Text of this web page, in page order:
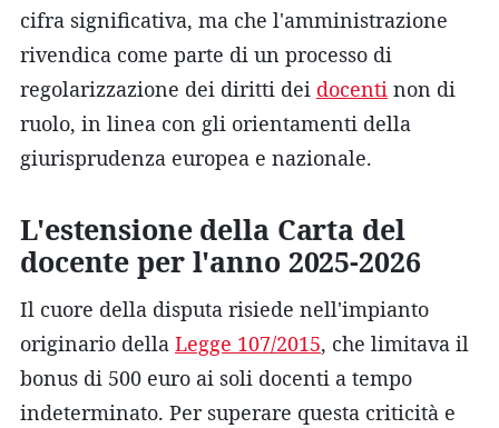
cifra significativa, ma che l'amministrazione
rivendica come parte di un processo di
regolarizzazione dei diritti dei docenti non di
ruolo, in linea con gli orientamenti della
giurisprudenza europea e nazionale.
L'estensione della Carta del
docente per l'anno 2025-2026
Il cuore della disputa risiede nell'impianto
originario della Legge 107/2015, che limitava il
bonus di 500 euro ai soli docenti a tempo
indeterminato. Per superare questa criticità e